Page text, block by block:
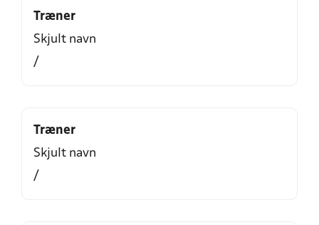
Træner
Skjult navn
/
Træner
Skjult navn
/